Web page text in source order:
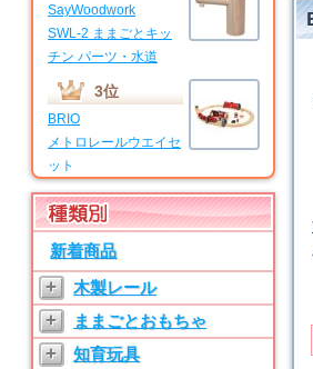
SayWoodwork
SWL-2 ままごとキッ
チン パーツ・水道
3位
BRIO
メトロレールウエイセ
ット
4位
BRIO
マイファーストビギナ
ーセット
5位
SayWoodwork
SWL-T ままごとキッ
新着商品
+ 木製レール
+ ままごとおもちゃ
+ 知育玩具